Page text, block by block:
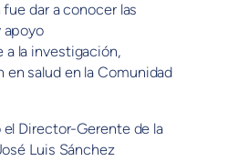
dar a conocer las
apoyo
a la investigación,
salud en la Comunidad
Director-Gerente de la
Luis Sánchez